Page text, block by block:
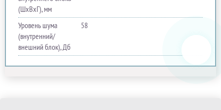
(ШхВхГ), мм
Уровень шума
(внутренний/
внешний блок), Дб
58